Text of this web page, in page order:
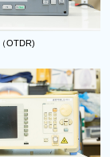
OTDR)